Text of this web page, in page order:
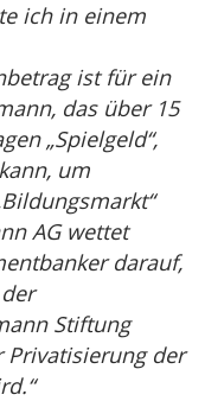
ich in einem
ist für ein
das über 15
„Spielgeld“,
um
AG wettet
darauf,
Stiftung
Privatisierung der